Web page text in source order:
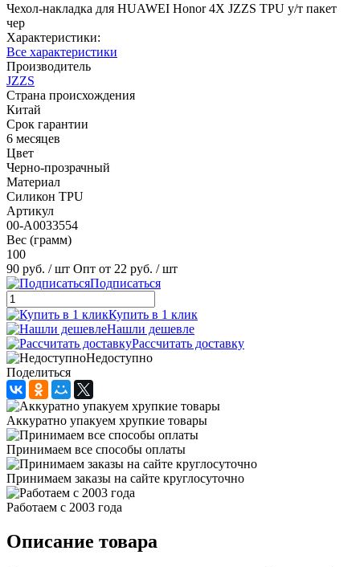
Чехол-накладка для HUAWEI Honor 4X JZZS TPU у/т пакет
чер
Характеристики:
Все характеристики
Производитель
JZZS
Страна происхождения
Китай
Срок гарантии
6 месяцев
Цвет
Черно-прозрачный
Материал
Силикон TPU
Артикул
00-А0033554
Вес (грамм)
100
90 руб. / шт Опт от 22 руб. / шт
Подписаться
Купить в 1 клик
Нашли дешевле
Рассчитать доставку
Недоступно
Поделиться
Аккуратно упакуем хрупкие товары
Принимаем все способы оплаты
Принимаем заказы на сайте круглосуточно
Работаем с 2003 года
Описание товара